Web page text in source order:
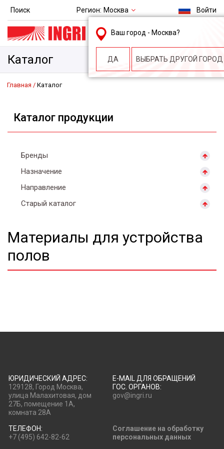
Поиск Регион: Москва
Ваш город - Москва?
ДА ВЫБРАТЬ ДРУГОЙ ГОРОД
Войти
msk@ingri.ru
пн. – пт.: 9.00-18.00
Каталог
Главная Каталог
Каталог продукции
Бренды
Назначение
Направление
Старый каталог
Материалы для устройства
полов
ЮРИДИЧЕСКИЙ АДРЕС:
129128, Город Москва,
улица Малахитовая, дом
27Б, помещение 1А,
комната 28А
E-MAIL ДЛЯ ОБРАЩЕНИЙ
ГОС. ОРГАНОВ:
gov@ingri.ru
ТЕЛЕФОН:
+7 (495) 642-82-62
Соглашение на обработку
персональных данных